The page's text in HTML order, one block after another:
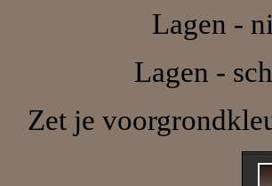
Lagen -
Lagen -
Zet je